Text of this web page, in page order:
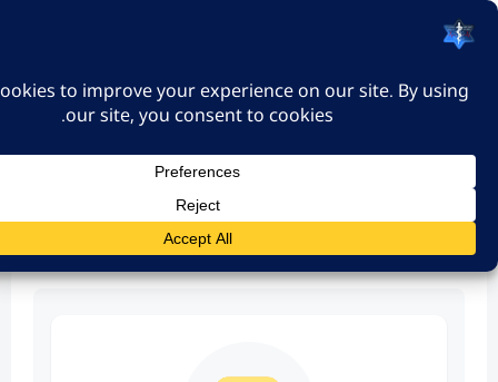
כניסה
Mint Mail Unsubscribe